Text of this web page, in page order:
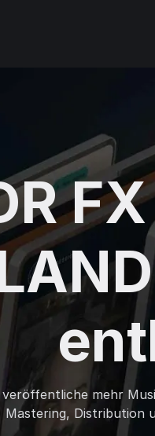
mehr
Mastering, Distribution